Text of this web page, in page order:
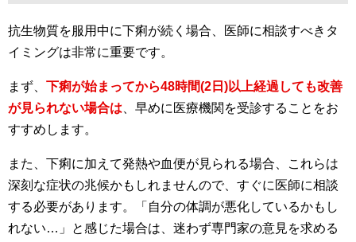
抗生物質を服用中に下痢が続く場合、医師に相談すべきタ
イミングは非常に重要です。
まず、 下痢が始まってから48時間(2日)以上経過しても改善
が見られない場合は 、早めに医療機関を受診することをお
すすめします。
また、下痢に加えて発熱や血便が見られる場合、これらは
深刻な症状の兆候かもしれませんので、すぐに医師に相談
する必要があります。「自分の体調が悪化しているかもし
れない…」と感じた場合は、迷わず専門家の意見を求める